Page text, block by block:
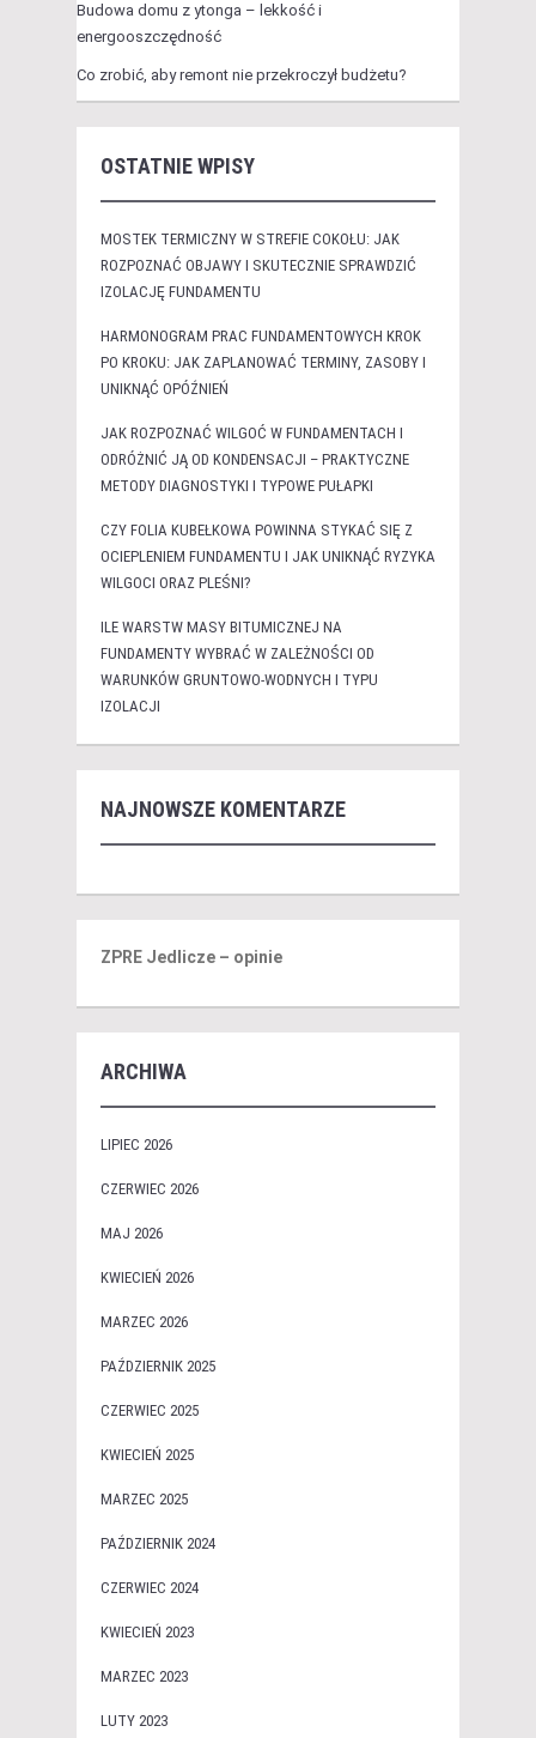
Budowa domu z ytonga – lekkość i
energooszczędność
Co zrobić, aby remont nie przekroczył budżetu?
OSTATNIE WPISY
MOSTEK TERMICZNY W STREFIE COKOŁU: JAK
ROZPOZNAĆ OBJAWY I SKUTECZNIE SPRAWDZIĆ
IZOLACJĘ FUNDAMENTU
HARMONOGRAM PRAC FUNDAMENTOWYCH KROK
PO KROKU: JAK ZAPLANOWAĆ TERMINY, ZASOBY I
UNIKNĄĆ OPÓŹNIEŃ
JAK ROZPOZNAĆ WILGOĆ W FUNDAMENTACH I
ODRÓŻNIĆ JĄ OD KONDENSACJI – PRAKTYCZNE
METODY DIAGNOSTYKI I TYPOWE PUŁAPKI
CZY FOLIA KUBEŁKOWA POWINNA STYKAĆ SIĘ Z
OCIEPLENIEM FUNDAMENTU I JAK UNIKNĄĆ RYZYKA
WILGOCI ORAZ PLEŚNI?
ILE WARSTW MASY BITUMICZNEJ NA
FUNDAMENTY WYBRAĆ W ZALEŻNOŚCI OD
WARUNKÓW GRUNTOWO-WODNYCH I TYPU
IZOLACJI
NAJNOWSZE KOMENTARZE
ZPRE Jedlicze – opinie
ARCHIWA
LIPIEC 2026
CZERWIEC 2026
MAJ 2026
KWIECIEŃ 2026
MARZEC 2026
PAŹDZIERNIK 2025
CZERWIEC 2025
KWIECIEŃ 2025
MARZEC 2025
PAŹDZIERNIK 2024
CZERWIEC 2024
KWIECIEŃ 2023
MARZEC 2023
LUTY 2023